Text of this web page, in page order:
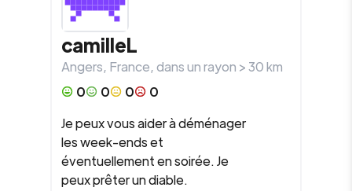
camilleL
Angers, France, dans un rayon >30km
0
0 0
0
Je peux vous aider à déménager
les week-ends et
éventuellement en soirée. Je
peux prêter un diable.